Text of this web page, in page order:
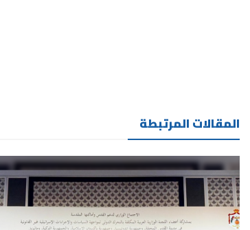
المقالات المرتبطة